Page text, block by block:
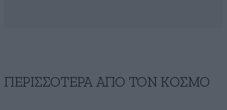
ΠΕΡΙΣΣΟΤΕΡΑ ΑΠΟ ΤΟΝ ΚΟΣΜΟ